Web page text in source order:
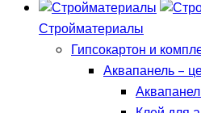
Стройматериалы
Гипсокартон и
Аквапанель –